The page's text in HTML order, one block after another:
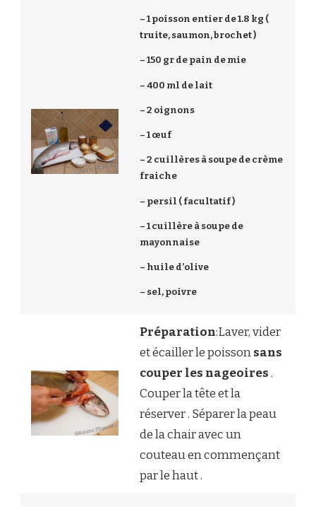
– 1 poisson entier de 1.8 kg (
truite, saumon, brochet )
– 150 gr de pain de mie
– 400 ml de lait
– 2 oignons
– 1 œuf
– 2 cuillères à soupe de crème
fraiche
– persil ( facultatif )
– 1 cuillère à soupe de
mayonnaise
– huile d’olive
– sel, poivre
Préparation:Laver, vider
et écailler le poissonsans
couper les nageoires.
Couper la tête et la
réserver . Séparer la peau
de la chair avec un
couteau en commençant
par le haut .